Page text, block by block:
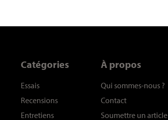
Catégories
Essais
Recensions
Entretiens
À propos
Qui sommes-nous ?
Contact
Soumettre un article